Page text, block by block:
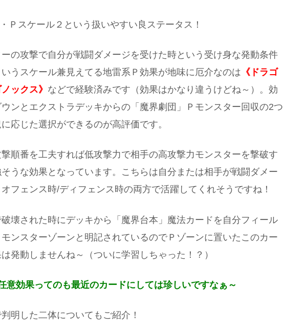
Ｐスケール２という扱いやすい良ステータス！
の攻撃で自分が戦闘ダメージを受けた時という受け身な発動条件
うスケール兼見えてる地雷系Ｐ効果が地味に厄介なのは 《ドラゴ
ックス》 などで経験済みです（効果はかなり違うけどね～）。効
ンとエクストラデッキからの「魔界劇団」Ｐモンスター回収の2つ
応じた選択ができるのが高評価です。
順番を工夫すれば低攻撃力で相手の高攻撃力モンスターを撃破す
うな効果となっています。こちらは自分または相手が戦闘ダメー
フェンス時/ディフェンス時の両方で活躍してくれそうですね！
壊された時にデッキから「魔界台本」魔法カードを自分フィール
ンスターゾーンと明記されているのでＰゾーンに置いたこのカー
発動しませんね～（ついに学習しちゃった！？）
意効果ってのも最近のカードにしては珍しいですなぁ～
明した二体についてもご紹介！